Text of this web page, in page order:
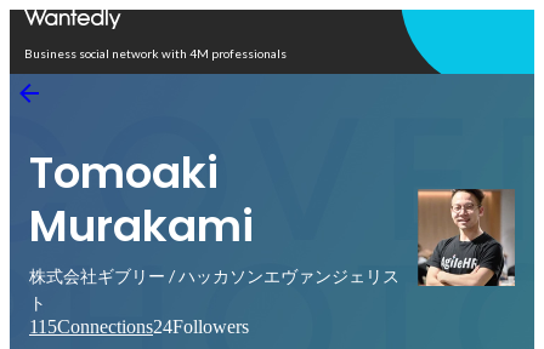
Business social network with 4M professionals
Tomoaki
Murakami
株式会社ギブリー / ハッカソンエヴァンジェリス
ト
115Connections24Followers